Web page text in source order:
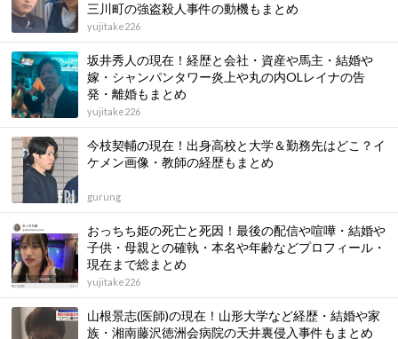
三川町の強盗殺人事件の動機もまとめ
yujitake226
坂井秀人の現在！経歴と会社・資産や馬主・結婚や
嫁・シャンパンタワー炎上や丸の内OLレイナの告
発・離婚もまとめ
yujitake226
今枝契輔の現在！出身高校と大学＆勤務先はどこ？イ
ケメン画像・教師の経歴もまとめ
gurung
おっちち姫の死亡と死因！最後の配信や喧嘩・結婚や
子供・母親との確執・本名や年齢などプロフィール・
現在まで総まとめ
yujitake226
山根景志(医師)の現在！山形大学など経歴・結婚や家
族・湘南藤沢徳洲会病院の天井裏侵入事件もまとめ